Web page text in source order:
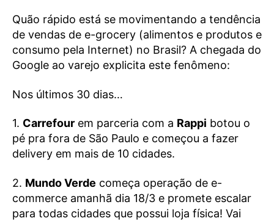
Quão rápido está se movimentando a tendência
de vendas de e-grocery (alimentos e produtos e
consumo pela Internet) no Brasil? A chegada do
Google ao varejo explicita este fenômeno:
Nos últimos 30 dias…
1. Carrefour em parceria com a Rappi botou o
pé pra fora de São Paulo e começou a fazer
delivery em mais de 10 cidades.
2. Mundo Verde começa operação de e-
commerce amanhã dia 18/3 e promete escalar
para todas cidades que possui loja física! Vai